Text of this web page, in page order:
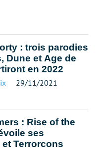
: trois parodies
Dune et Age de
en 2022
29/11/2021
: Rise of the
ses
Terrorcons